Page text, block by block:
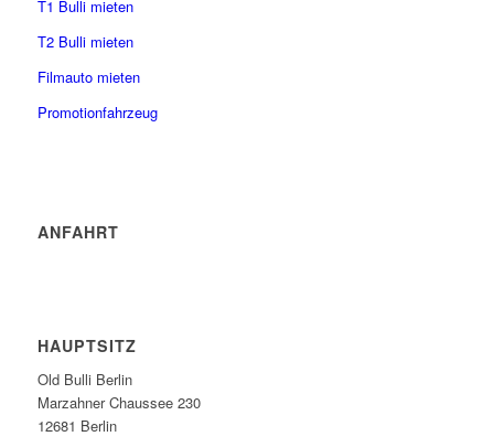
T1 Bulli mieten
T2 Bulli mieten
Filmauto mieten
Promotionfahrzeug
ANFAHRT
HAUPTSITZ
Old Bulli Berlin
Marzahner Chaussee 230
12681 Berlin